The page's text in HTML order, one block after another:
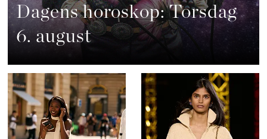
Dagens horoskop: Torsdag
6. august